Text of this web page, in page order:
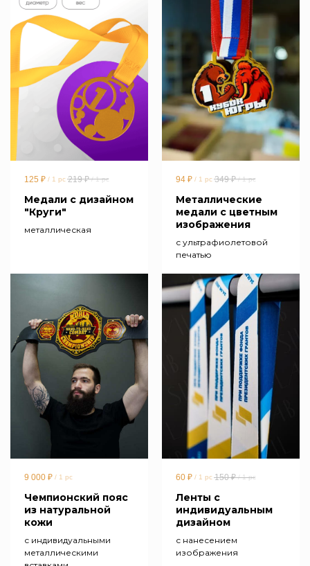
125 ₽ / 1 pc 219 ₽ / 1 pc
Медали с дизайном
"Круги"
металлическая
94 ₽ / 1 pc 349 ₽ / 1 pc
Металлические
медали с цветным
изображения
с ультрафиолетовой
печатью
9 000 ₽ / 1 pc
Чемпионский пояс
из натуральной
кожи
с индивидуальными
металлическими
60 ₽ / 1 pc 150 ₽ / 1 pc
Ленты с
индивидуальным
дизайном
с нанесением
изображения